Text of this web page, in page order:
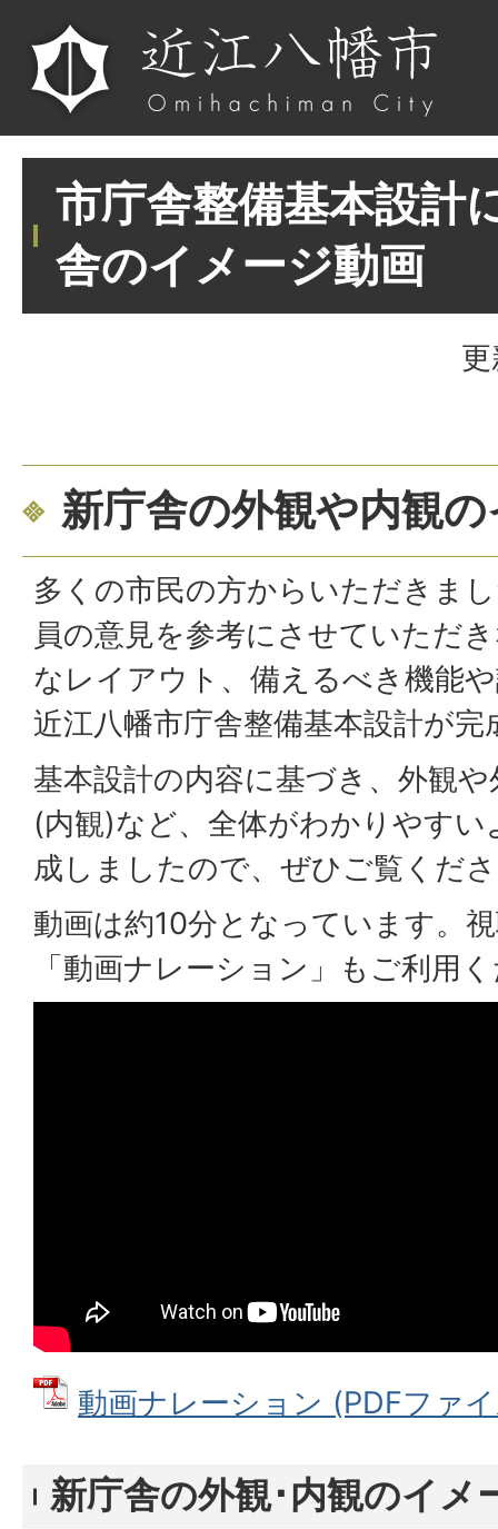
市庁舎整備基本設計
舎のイメージ動画
新庁舎の外観や内観
多くの市民の方からいただきま
員の意見を参考にさせていただ
なレイアウト、備えるべき機能
近江八幡市庁舎整備基本設計が
基本設計の内容に基づき、外観
(内観)など、全体がわかりやす
成しましたので、ぜひご覧くだ
動画は約10分となっています。
「動画ナレーション」もご利用
動画ナレーション (PDFファ
新庁舎の外観･内観のイメ